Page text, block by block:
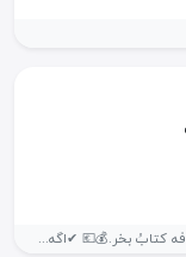
کتابُ بخر.💰💶 ✔اگه...